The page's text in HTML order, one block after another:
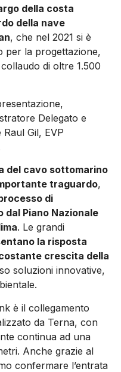
della costa
della nave
, che nel 2021 si è
per la progettazione,
di oltre 1.500
Delegato e
Gil, EVP
del cavo sottomarino
traguardo,
di
Piano Nazionale
. Le grandi
la risposta
crescita della
soluzioni innovative,
è il collegamento
da Terna, con
continua ad una
Anche grazie al
confermare l’entrata